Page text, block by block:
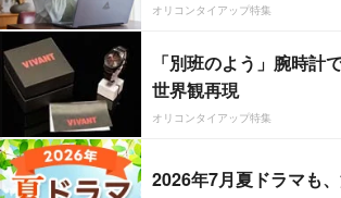
オリコンタイアップ特集
「別班のよう」腕時計
世界観再現
オリコンタイアップ特集
2026年7月夏ドラマも